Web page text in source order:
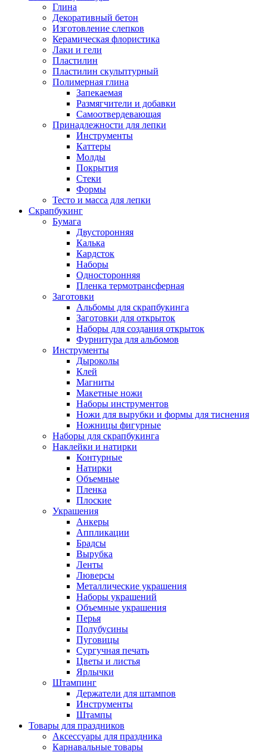
Глина
Декоративный бетон
Изготовление слепков
Керамическая флористика
Лаки и гели
Пластилин
Пластилин скульптурный
Полимерная глина
Запекаемая
Размягчители и добавки
Самоотвердевающая
Принадлежности для лепки
Инструменты
Каттеры
Молды
Покрытия
Стеки
Формы
Тесто и масса для лепки
Скрапбукинг
Бумага
Двусторонняя
Калька
Кардсток
Наборы
Односторонняя
Пленка термотрансферная
Заготовки
Альбомы для скрапбукинга
Заготовки для открыток
Наборы для создания открыток
Фурнитура для альбомов
Инструменты
Дыроколы
Клей
Магниты
Макетные ножи
Наборы инструментов
Ножи для вырубки и формы для тиснения
Ножницы фигурные
Наборы для скрапбукинга
Наклейки и натирки
Контурные
Натирки
Объемные
Пленка
Плоские
Украшения
Анкеры
Аппликации
Брадсы
Вырубка
Ленты
Люверсы
Металлические украшения
Наборы украшений
Объемные украшения
Перья
Полубусины
Пуговицы
Сургучная печать
Цветы и листья
Ярлычки
Штампинг
Держатели для штампов
Инструменты
Штампы
Товары для праздников
Аксессуары для праздника
Карнавальные товары